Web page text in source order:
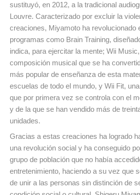
sustituyó, en 2012, a la tradicional
Louvre. Caracterizado por excluir la
creaciones, Miyamoto ha revolucionado
programas como Brain Training,
indica, para ejercitar la mente; Wii
composición musical que se ha
más popular de enseñanza de esta
escuelas de todo el mundo, y Wii Fit,
que por primera vez se controla con el
y de la que se han vendido más de
unidades.
Gracias a estas creaciones ha logrado
una revolución social y ha conseguido
grupo de población que no había
entretenimiento, haciendo a su vez que
de unir a las personas sin distinción de